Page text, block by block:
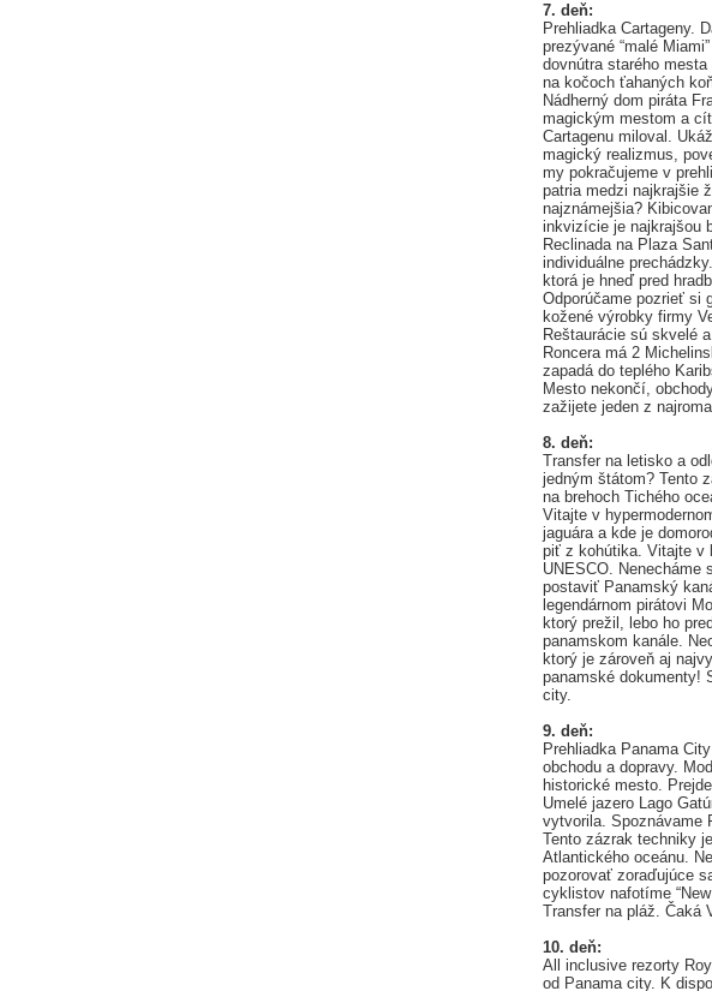
7. deň:
Prehliadka Cartageny.
prezývané “malé
dovnútra starého
na kočoch ťahaných
Nádherný dom piráta
magickým mestom a
Cartagenu miloval.
magický realizmus,
my pokračujeme v
patria medzi najkrajšie
najznámejšia?
inkvizície je najkrajšou
Reclinada na Plaza
individuálne
ktorá je hneď pred
Odporúčame pozrieť si
kožené výrobky firmy
Reštaurácie sú skvelé
Roncera má 2
zapadá do teplého
Mesto nekončí,
zažijete jeden z
8. deň:
Transfer na letisko a
jedným štátom? Tento
na brehoch Tichého
Vitajte v
jaguára a kde je
piť z kohútika. Vitajte v
UNESCO. Nenecháme
postaviť Panamský
legendárnom pirátovi
ktorý prežil, lebo ho
panamskom kanále.
ktorý je zároveň aj
panamské dokumenty!
city.
9. deň:
Prehliadka Panama
obchodu a dopravy.
historické mesto.
Umelé jazero Lago
vytvorila. Spoznávame
Tento zázrak techniky
Atlantického oceánu.
pozorovať zoraďujúce
cyklistov nafotíme
Transfer na pláž. Čaká
10. deň:
All inclusive rezorty
od Panama city. K